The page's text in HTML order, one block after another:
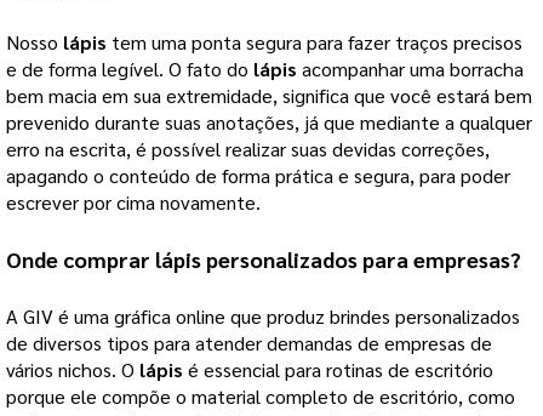
Nosso lápis tem uma ponta segura para fazer traços precisos
e de forma legível. O fato do lápis acompanhar uma borracha
bem macia em sua extremidade, significa que você estará bem
prevenido durante suas anotações, já que mediante a qualquer
erro na escrita, é possível realizar suas devidas correções,
apagando o conteúdo de forma prática e segura, para poder
escrever por cima novamente.
Onde comprar lápis personalizados para empresas?
A GIV é uma gráfica online que produz brindes personalizados
de diversos tipos para atender demandas de empresas de
vários nichos. O lápis é essencial para rotinas de escritório
porque ele compõe o material completo de escritório, como